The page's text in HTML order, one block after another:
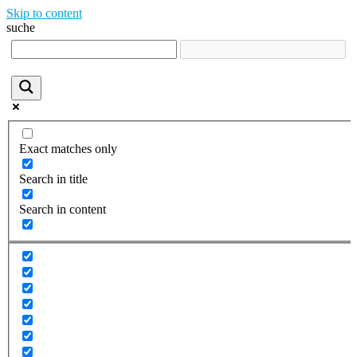
Skip to content
suche
Exact matches only
Search in title
Search in content